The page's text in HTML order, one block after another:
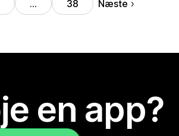
… 38 Næste
en app?